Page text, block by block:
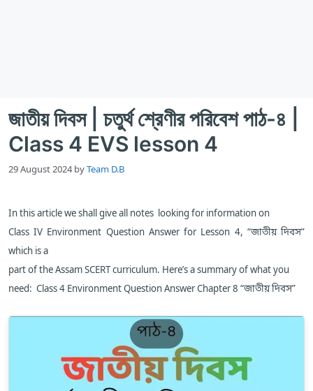
জাতীয় দিবস | চতুর্থ শ্রেণীর পরিবেশ পাঠ-৪ |
Class 4 EVS lesson 4
29 August 2024 byTeam D.B
In this article we shall give all notes looking for information on
Class IV Environment Question Answer for Lesson 4, “জাতীয় দিবস”
which is a
part of the Assam SCERT curriculum. Here’s a summary of what you
need: Class 4 EnvironmentQuestion Answer Chapter 8 “জাতীয় দিবস”